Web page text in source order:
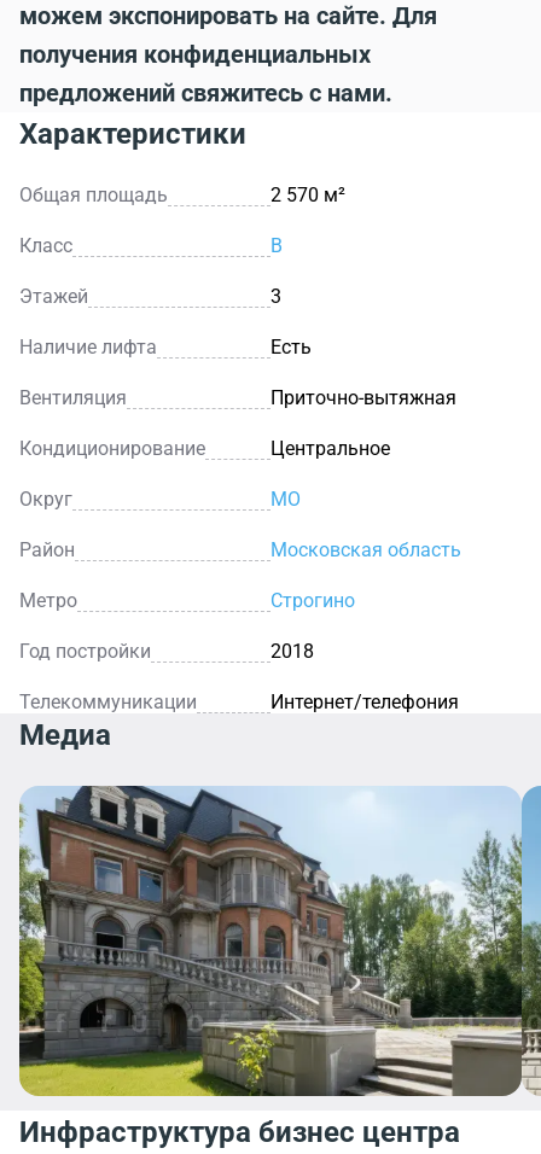
можем экспонировать на сайте. Для
получения конфиденциальных
предложений свяжитесь с нами.
Характеристики
Общая площадь 2 570 м²
Класс B
Этажей 3
Наличие лифта Есть
Вентиляция Приточно-вытяжная
Кондиционирование Центральное
Округ МО
Район Московская область
Метро Строгино
Год постройки 2018
Телекоммуникации Интернет/телефония
Медиа
Инфраструктура бизнес центра